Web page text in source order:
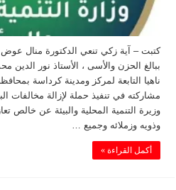
كتبت – آية زكي تنعي الدكتورة منال عوض
ببالغ الحزن والأسى ، الأستاذ نور الدين
ناهيا التابعة لمركز ومدينة كرداسة
مشاركته في تنفيذ حملة لإزالة مخالفات
وزيرة التنمية المحلية والبيئة عن خالص
وذويه وزملائه وجميع …
أكمل القراءة »